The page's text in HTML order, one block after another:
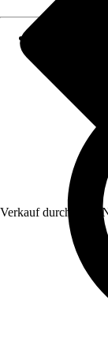
Verkauf durch: